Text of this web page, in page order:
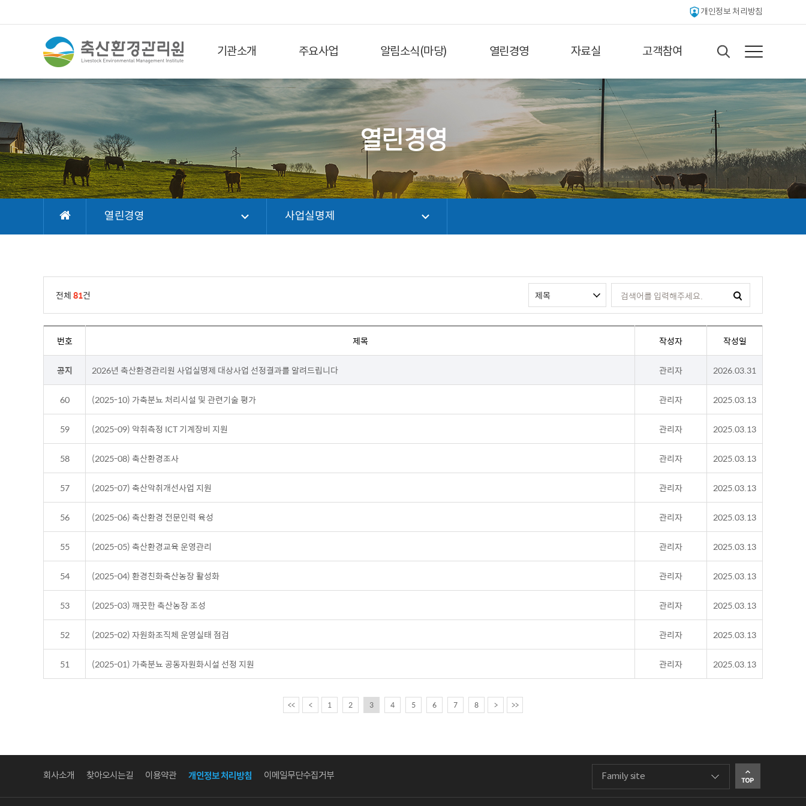
개인정보 처리방침
기관소개 주요사업 알림소식(마당) 열린경영 자료실 고객참여
열린경영
열린경영 사업실명제
전체81건
번호 제목 작성자 작성일
공지 2026년 축산환경관리원 사업실명제 대상사업 선정결과를 알려드립니다 관리자 2026.03.31
60 (2025-10) 가축분뇨 처리시설 및 관련기술 평가 관리자 2025.03.13
59 (2025-09) 악취측정 ICT 기계장비 지원 관리자 2025.03.13
58 (2025-08) 축산환경조사 관리자 2025.03.13
57 (2025-07) 축산악취개선사업 지원 관리자 2025.03.13
56 (2025-06) 축산환경 전문인력 육성 관리자 2025.03.13
55 (2025-05) 축산환경교육 운영관리 관리자 2025.03.13
54 (2025-04) 환경친화축산농장 활성화 관리자 2025.03.13
53 (2025-03) 깨끗한 축산농장 조성 관리자 2025.03.13
52 (2025-02) 자원화조직체 운영실태 점검 관리자 2025.03.13
51 (2025-01) 가축분뇨 공동자원화시설 선정 지원 관리자 2025.03.13
<< < 1 2 3 4 5 6 7 8 > >>
회사소개 찾아오시는길 이용약관 개인정보 처리방침 이메일무단수집거부 Family site